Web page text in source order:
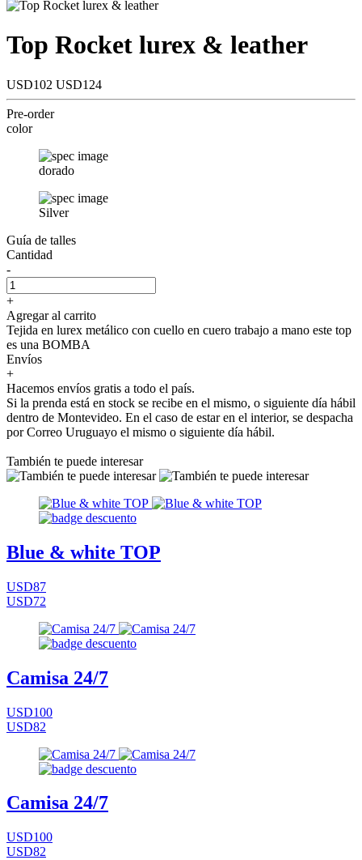
Top Rocket lurex & leather
USD102 USD124
Pre-order
color
dorado
Silver
Guía de talles
Cantidad
-
+
Agregar al carrito
Tejida en lurex metálico con cuello en cuero trabajo a mano este top
es una BOMBA
Envíos
+
Hacemos envíos gratis a todo el país.
Si la prenda está en stock se recibe en el mismo, o siguiente día hábil
dentro de Montevideo. En el caso de estar en el interior, se despacha
por Correo Uruguayo el mismo o siguiente día hábil.
También te puede interesar
Blue & white TOP
USD87
USD72
Camisa 24/7
USD100
USD82
Camisa 24/7
USD100
USD82